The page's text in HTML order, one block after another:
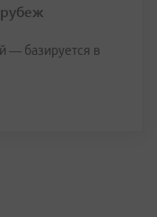
рубеж
— базируется в